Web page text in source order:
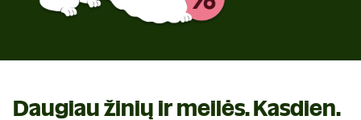
Daugiau žinių ir meilės. Kasdien.